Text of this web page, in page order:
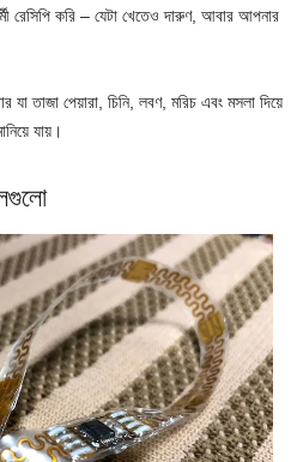
রেসিপি করি – যেটা খেতেও দারুণ, আবার আপনার
যা তাজা পেয়ারা, চিনি, লবণ, মরিচ এবং মসলা দিয়ে
যায়।